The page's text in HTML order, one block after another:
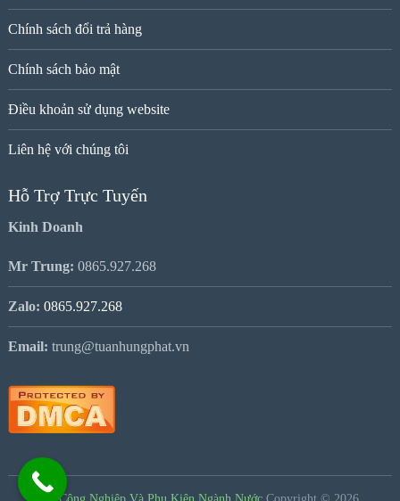
Chính sách đổi trả hàng
Chính sách bảo mật
Điều khoản sử dụng website
Liên hệ với chúng tôi
Hỗ Trợ Trực Tuyến
Kinh Doanh
Mr Trung: 0865.927.268
Zalo: 0865.927.268
Email: trung@tuanhungphat.vn